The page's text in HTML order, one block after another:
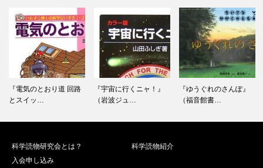
『電気のとおり道 回路
とスイッ…
『宇宙に行くニャ！』
（岩波ジュ…
『ゆうぐれのさんぽ』
（福音館書…
科学読物研究会とは？
科学読物紹介
入会申し込み